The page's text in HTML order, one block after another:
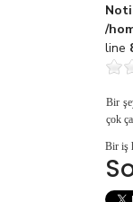
/
line
Bir
çok
Bir iş